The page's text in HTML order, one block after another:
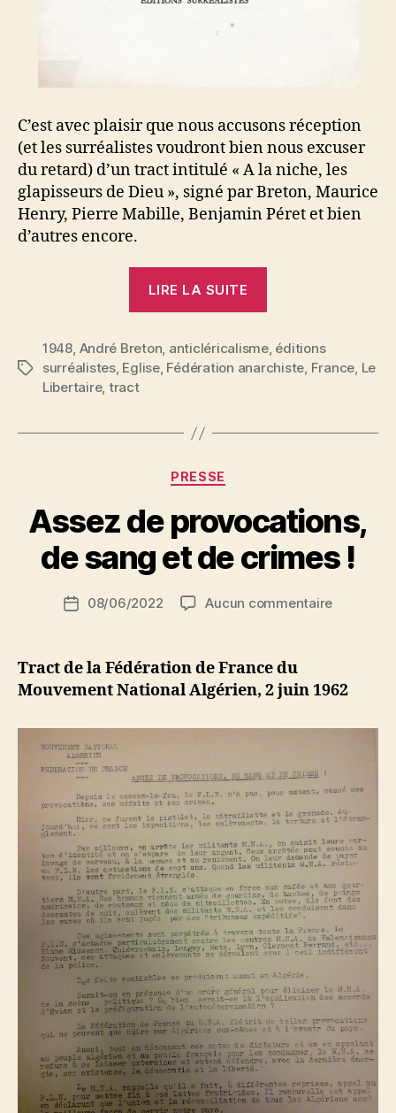
C’est avec plaisir que nous accusons réception
(et les surréalistes voudront bien nous excuser
du retard) d’un tract intitulé « A la niche, les
glapisseurs de Dieu », signé par Breton, Maurice
Henry, Pierre Mabille, Benjamin Péret et bien
d’autres encore.
LIRE LA SUITE
les
glapisseurs
Étiquettes
1948, André Breton, anticléricalisme, éditions
surréalistes, Eglise, Fédération anarchiste, France, Le
Libertaire, tract
Catégories
PRESSE
Assez de provocations,
de sang et de crimes !
de
a
S
N
ji
b
Date08/06/2022 Aucun commentairesur
sang
de
crimes
Tract de la Fédération de France du
Mouvement National Algérien, 2 juin 1962